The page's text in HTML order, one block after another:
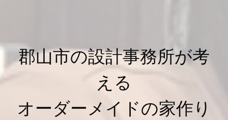
郡山市の設計事務所が考
える
オーダーメイドの家作り